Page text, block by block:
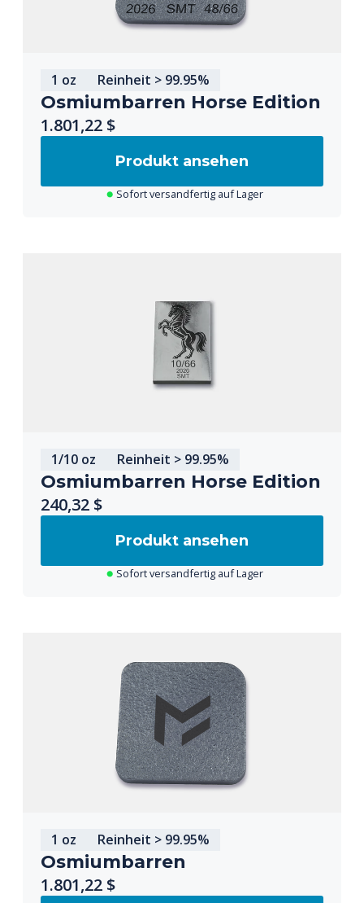
1 oz Reinheit > 99.95%
Osmiumbarren Horse Edition
1.801,22 $
Produkt ansehen
Sofort versandfertig auf Lager
1/10 oz Reinheit > 99.95%
Osmiumbarren Horse Edition
240,32 $
Produkt ansehen
Sofort versandfertig auf Lager
1 oz Reinheit > 99.95%
Osmiumbarren
1.801,22 $